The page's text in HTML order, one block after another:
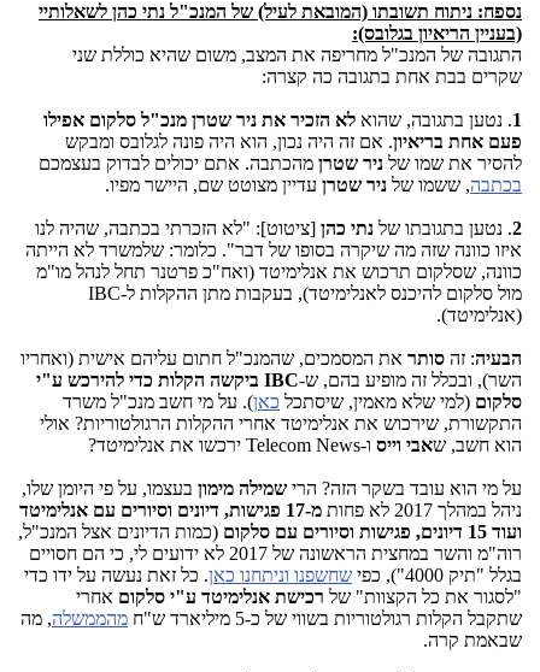
נספח: ניתוח תשובתו (המובאת לעיל) של המנכ"ל נתי כהן לשאלותיי
(בעניין הריאיון בגלובס):
התגובה של המנכ"ל מחריפה את המצב, משום שהיא כוללת שני
שקרים בבת אחת בתגובה כה קצרה:
1. נטען בתגובה, שהוא לא הזכיר את ניר שטרן מנכ"ל סלקום אפילו
פעם אחת בריאיון. אם זה היה נכון, הוא היה פונה לגלובס ומבקש
להסיר את שמו של ניר שטרן מהכתבה. אתם יכולים לבדוק בעצמכם
בכתבה, ששמו של ניר שטרן עדיין מצוטט שם, היישר מפיו.
2. נטען בתגובתו של נתי כהן [ציטוט]: "לא הזכרתי בכתבה, שהיה לנו
איזו כוונה שזה מה שיקרה בסופו של דבר". כלומר: שלמשרד לא הייתה
כוונה, שסלקום תרכוש את אנלימיטד (ואח"כ פרטנר תחל לנהל מו"מ
מול סלקום להיכנס לאנלימיטד), בעקבות מתן ההקלות ל-IBC
(אנלימיטד).
הבעיה: זה סותר את המסמכים, שהמנכ"ל חתום עליהם אישית (ואחריו
השר), ובכלל זה מופיע בהם, ש-
IBC ביקשה הקלות כדי להירכש ע"י
סלקום (למי שלא מאמין, שיסתכל כאן). על מי חשב מנכ"ל משרד
התקשורת, שירכוש את אנלימיטד אחרי ההקלות הרגולטוריות? אולי
הוא חשב, שאבי וייס ו-Telecom News ירכשו את אנלימיטד?
על מי הוא עובד בשקר הזה? הרי שמילה מימון בעצמו, על פי היומן שלו,
ניהל במהלך 2017 לא פחות
מ-17 פגישות, דיונים וסיורים עם אנלימיטד
ועוד 15 דיונים, פגישות וסיורים עם סלקום
(כמות הדיונים אצל המנכ"ל,
רוה"מ והשר במחצית הראשונה של 2017 לא ידועים לי, כי הם חסויים
בגלל "תיק 4000"), כפי
שחשפנו וניתחנו כאן. כל זאת נעשה על ידו כדי
"לסגור את כל הקצוות" של רכישת אנלימיטד ע"י סלקום אחרי
שתקבל הקלות רגולטוריות בשווי של כ-5 מיליארד ש"ח
מהממשלה, מה
שבאמת קרה.